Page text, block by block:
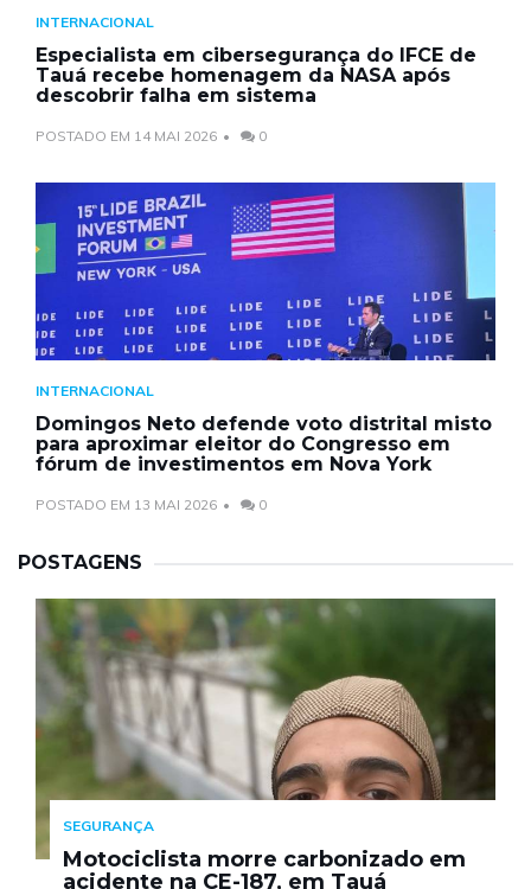
INTERNACIONAL
Especialista em cibersegurança do IFCE de
Tauá recebe homenagem da NASA após
descobrir falha em sistema
POSTADO EM 14 MAI 2026 0
INTERNACIONAL
Domingos Neto defende voto distrital misto
para aproximar eleitor do Congresso em
fórum de investimentos em Nova York
POSTADO EM 13 MAI 2026 0
POSTAGENS
SEGURANÇA
Motociclista morre carbonizado em
acidente na CE-187, em Tauá